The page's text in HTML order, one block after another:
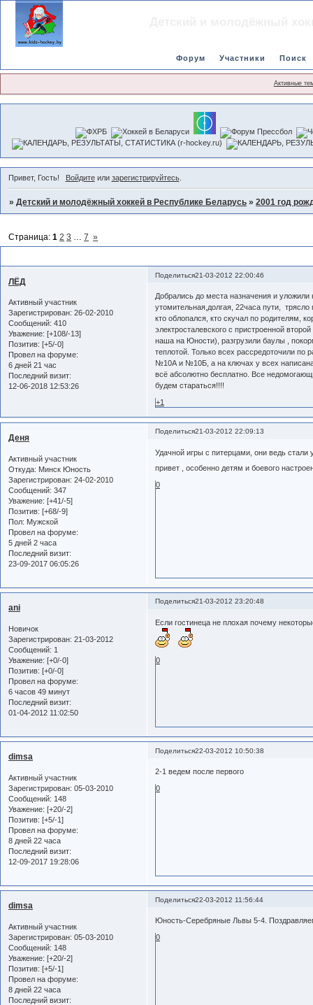
Форум Участники Поиск
Активные
Привет, Гость! Войдитеили зарегистрируйтесь.
»Детский и молодёжный хоккей в Республике Беларусь »2001 год
Страница:1 2 3 … 7 »
Поделиться21-03-2012 22:00:46
ЛЁД
Активный участник
Зарегистрирован: 26-02-2010
Сообщений: 410
Уважение: [+108/-13]
Позитив: [+5/-0]
Провел на форуме:
6 дней 21 час
Последний визит:
12-06-2018 12:53:26
Добрались до места назначения и
утомительная,долгая, 22часа пути,
кто облопался, кто скучал по родителям,
электросталевского с пристроенной
наша на Юности), разгрузили баулы ,
теплотой. Только всех рассредоточили
№10А и №10Б, а на ключах у всех написана
всё абсолютно бесплатно. Все
будем стараться!!!!
+1
Поделиться21-03-2012 22:09:13
Деня
Активный участник
Откуда: Минск Юность
Зарегистрирован: 24-02-2010
Сообщений: 347
Уважение: [+41/-5]
Позитив: [+68/-9]
Пол: Мужской
Провел на форуме:
5 дней 2 часа
Последний визит:
23-09-2017 06:05:26
Удачной игры с питерцами, они ведь
привет , особенно детям и боевого
0
Поделиться21-03-2012 23:20:48
ani
Новичок
Зарегистрирован: 21-03-2012
Сообщений: 1
Уважение: [+0/-0]
Позитив: [+0/-0]
Провел на форуме:
6 часов 49 минут
Последний визит:
01-04-2012 11:02:50
Если гостинеца не плохая почему
0
Поделиться22-03-2012 10:50:38
dimsa
Активный участник
Зарегистрирован: 05-03-2010
Сообщений: 148
Уважение: [+20/-2]
Позитив: [+5/-1]
Провел на форуме:
8 дней 22 часа
Последний визит:
12-09-2017 19:28:06
2-1 ведем после первого
0
Поделиться22-03-2012 11:56:44
dimsa
Активный участник
Зарегистрирован: 05-03-2010
Сообщений: 148
Уважение: [+20/-2]
Позитив: [+5/-1]
Провел на форуме:
8 дней 22 часа
Последний визит:
Юность-Серебряные Львы 5-4.
0